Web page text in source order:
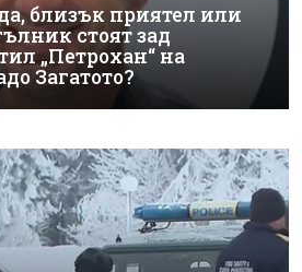
близък приятел или
стоят зад
„Петрохан“ на
Загатото?